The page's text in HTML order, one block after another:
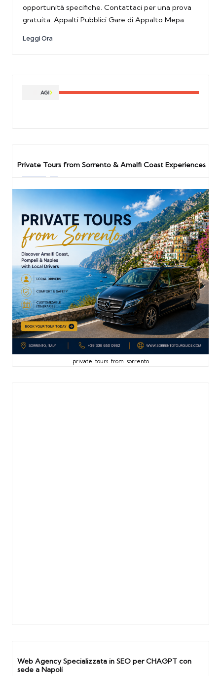
opportunità specifiche. Contattaci per una prova
gratuita. Appalti Pubblici Gare di Appalto Mepa
Leggi Ora
Private Tours from Sorrento & Amalfi Coast Experiences
private-tours-from-sorrento
Web Agency Specializzata in SEO per CHAGPT con
sede a Napoli